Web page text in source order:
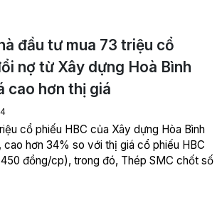
đầu tư mua 73 triệu cổ
nợ từ Xây dựng Hoà Bình
cao hơn thị giá
cổ phiếu HBC của Xây dựng Hòa Bình
cao hơn 34% so với thị giá cổ phiếu HBC
đồng/cp), trong đó, Thép SMC chốt số